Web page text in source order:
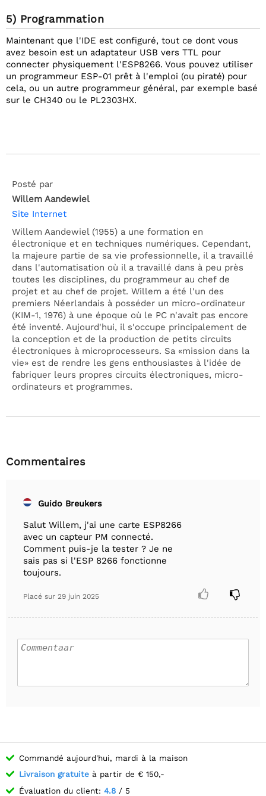
5) Programmation
Maintenant que l'IDE est configuré, tout ce dont vous
avez besoin est un adaptateur USB vers TTL pour
connecter physiquement l'ESP8266. Vous pouvez utiliser
un programmeur ESP-01 prêt à l'emploi (ou piraté) pour
cela, ou un autre programmeur général, par exemple basé
sur le CH340 ou le PL2303HX.
Posté par
Willem Aandewiel
Site Internet
Willem Aandewiel (1955) a une formation en
électronique et en techniques numériques. Cependant,
la majeure partie de sa vie professionnelle, il a travaillé
dans l'automatisation où il a travaillé dans à peu près
toutes les disciplines, du programmeur au chef de
projet et au chef de projet. Willem a été l'un des
premiers Néerlandais à posséder un micro-ordinateur
(KIM-1, 1976) à une époque où le PC n'avait pas encore
été inventé. Aujourd'hui, il s'occupe principalement de
la conception et de la production de petits circuits
électroniques à microprocesseurs. Sa «mission dans la
vie» est de rendre les gens enthousiastes à l'idée de
fabriquer leurs propres circuits électroniques, micro-
ordinateurs et programmes.
Commentaires
Guido Breukers
Salut Willem, j'ai une carte ESP8266
avec un capteur PM connecté.
Comment puis-je la tester ? Je ne
sais pas si l'ESP 8266 fonctionne
toujours.
Placé sur 29 juin 2025  
Commandé aujourd'hui, mardi à la maison
Livraison gratuite à partir de € 150,-
Évaluation du client: 4.8 / 5